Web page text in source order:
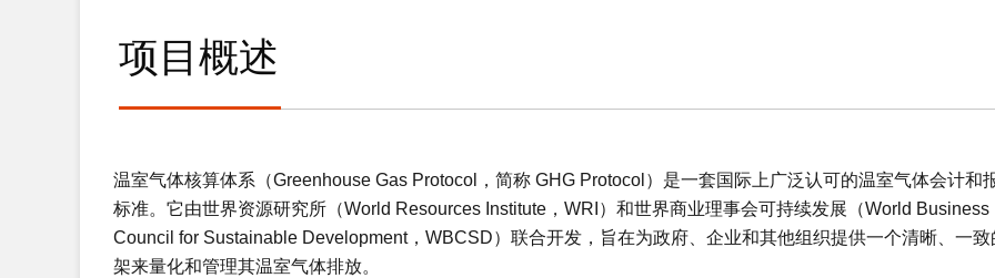
项目概述
温室气体核算体系（Greenhouse Gas Protocol，简称 GHG Protocol）是一套国际上广泛认可的温室气体会计和
标准。它由世界资源研究所（World Resources Institute，WRI）和世界商业理事会可持续发展（World Business
Council for Sustainable Development，WBCSD）联合开发，旨在为政府、企业和其他组织提供一个清晰、一致
架来量化和管理其温室气体排放。